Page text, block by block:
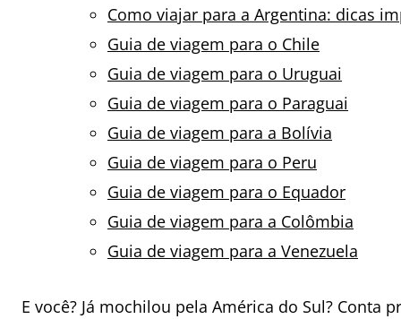
Como viajar para a Argentina: dicas
Guia de viagem para o Chile
Guia de viagem para o Uruguai
Guia de viagem para o Paraguai
Guia de viagem para a Bolívia
Guia de viagem para o Peru
Guia de viagem para o Equador
Guia de viagem para a Colômbia
Guia de viagem para a Venezuela
E você? Já mochilou pela América do Sul?